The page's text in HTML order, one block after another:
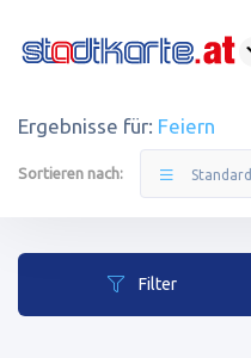
Ergebnisse für: Feiern
Sortieren nach: Standard
Filter